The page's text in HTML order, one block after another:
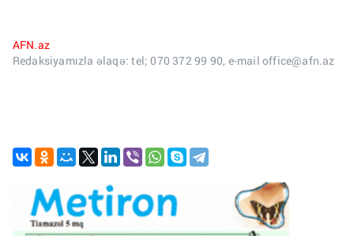
AFN.az
Redaksiyamızla əlaqə: tel; 070 372 99 90, e-mail office@afn.az